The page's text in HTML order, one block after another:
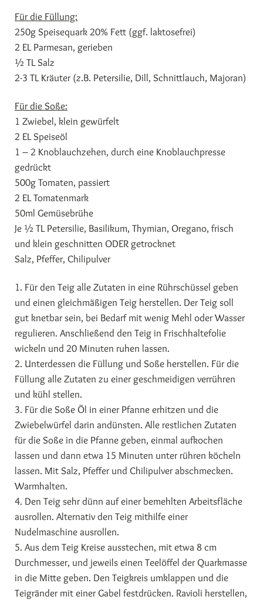
Für die Füllung:
250g Speisequark 20% Fett (ggf. laktosefrei)
2 EL Parmesan, gerieben
½ TL Salz
2-3 TL Kräuter (z.B. Petersilie, Dill, Schnittlauch, Majoran)
Für die Soße:
1 Zwiebel, klein gewürfelt
2 EL Speiseöl
1 – 2 Knoblauchzehen, durch eine Knoblauchpresse
gedrückt
500g Tomaten, passiert
2 EL Tomatenmark
50ml Gemüsebrühe
Je ½ TL Petersilie, Basilikum, Thymian, Oregano, frisch
und klein geschnitten ODER getrocknet
Salz, Pfeffer, Chilipulver
1. Für den Teig alle Zutaten in eine Rührschüssel geben
und einen gleichmäßigen Teig herstellen. Der Teig soll
gut knetbar sein, bei Bedarf mit wenig Mehl oder Wasser
regulieren. Anschließend den Teig in Frischhaltefolie
wickeln und 20 Minuten ruhen lassen.
2. Unterdessen die Füllung und Soße herstellen. Für die
Füllung alle Zutaten zu einer geschmeidigen verrühren
und kühl stellen.
3. Für die Soße Öl in einer Pfanne erhitzen und die
Zwiebelwürfel darin andünsten. Alle restlichen Zutaten
für die Soße in die Pfanne geben, einmal aufkochen
lassen und dann etwa 15 Minuten unter rühren köcheln
lassen. Mit Salz, Pfeffer und Chilipulver abschmecken.
Warmhalten.
4. Den Teig sehr dünn auf einer bemehlten Arbeitsfläche
ausrollen. Alternativ den Teig mithilfe einer
Nudelmaschine ausrollen.
5. Aus dem Teig Kreise ausstechen, mit etwa 8 cm
Durchmesser, und jeweils einen Teelöffel der Quarkmasse
in die Mitte geben. Den Teigkreis umklappen und die
Teigränder mit einer Gabel festdrücken. Ravioli herstellen,